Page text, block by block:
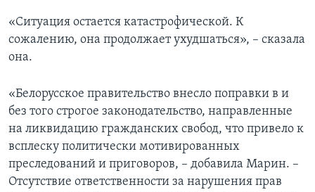
«Ситуация остается катастрофической. К
сожалению, она продолжает ухудшаться», – сказала
она.
«Белорусское правительство внесло поправки в и
без того строгое законодательство, направленные
на ликвидацию гражданских свобод, что привело к
всплеску политически мотивированных
преследований и приговоров, – добавила Марин. –
Отсутствие ответственности за нарушения прав